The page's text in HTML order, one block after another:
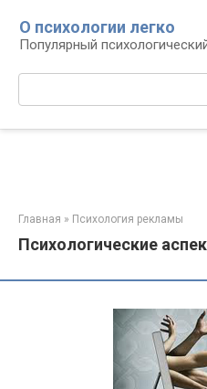
контенту
О психологии легко
Популярный
Главная » Психология рекламы
Психологические